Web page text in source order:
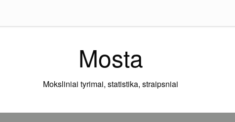
Mosta
Moksliniai tyrimai, statistika, straipsniai